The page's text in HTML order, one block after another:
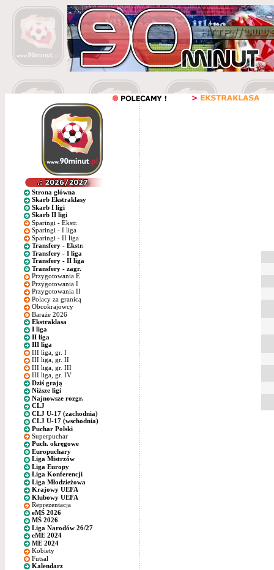
Strona główna
Skarb Ekstraklasy
Skarb I ligi
Skarb II ligi
Sparingi - Ekstr.
Sparingi - I liga
Sparingi - II liga
Transfery - Ekstr.
Transfery - I liga
Transfery - II liga
Transfery - zagr.
Przygotowania E
Przygotowania I
Przygotowania II
Polacy za granicą
Obcokrajowcy
Baraże 2026
Ekstraklasa
I liga
II liga
III liga
III liga, gr. I
III liga, gr. II
III liga, gr. III
III liga, gr. IV
Dziś grają
Niższe ligi
Najnowsze rozgr.
CLJ
CLJ U-17 (zachodnia)
CLJ U-17 (wschodnia)
Puchar Polski
Superpuchar
Puch. okręgowe
Europuchary
Liga Mistrzów
Liga Europy
Liga Konferencji
Liga Młodzieżowa
Krajowy UEFA
Klubowy UEFA
Reprezentacja
eMŚ 2026
MŚ 2026
Liga Narodów 26/27
eME 2024
ME 2024
Kobiety
Futsal
Kalendarz